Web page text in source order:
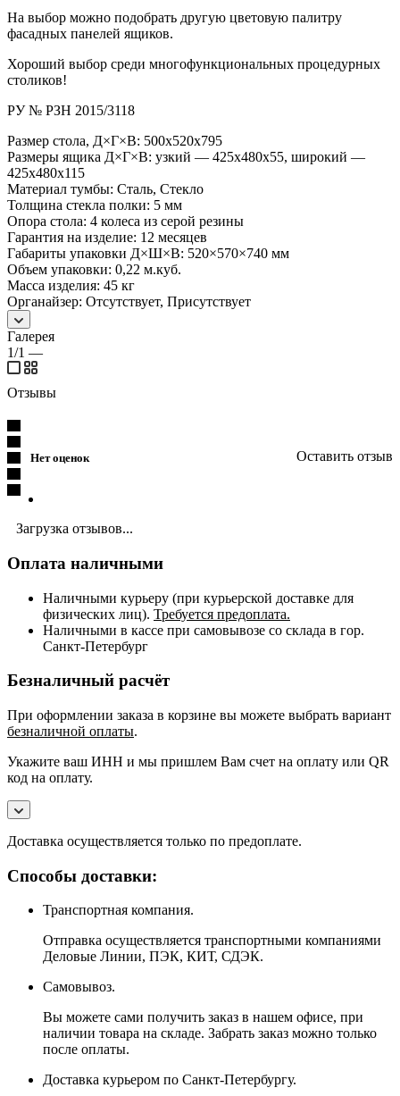
На выбор можно подобрать другую цветовую палитру
фасадных панелей ящиков.
Хороший выбор среди многофункциональных процедурных
столиков!
РУ № РЗН 2015/3118
Размер стола, Д×Г×В: 500х520х795
Размеры ящика Д×Г×В: узкий — 425х480х55, широкий —
425х480х115
Материал тумбы: Сталь, Стекло
Толщина стекла полки: 5 мм
Опора стола: 4 колеса из серой резины
Гарантия на изделие: 12 месяцев
Габариты упаковки Д×Ш×В: 520×570×740 мм
Объем упаковки: 0,22 м.куб.
Масса изделия: 45 кг
Органайзер: Отсутствует, Присутствует
Галерея
1/1 —
Отзывы
Нет оценок Оставить отзыв
Загрузка отзывов...
Оплата наличными
Наличными курьеру (при курьерской доставке для
физических лиц). Требуется предоплата.
Наличными в кассе при самовывозе со склада в гор.
Санкт-Петербург
Безналичный расчёт
При оформлении заказа в корзине вы можете выбрать вариант
безналичной оплаты.
Укажите ваш ИНН и мы пришлем Вам счет на оплату или QR
код на оплату.
Доставка осуществляется только по предоплате.
Способы доставки:
Транспортная компания.
Отправка осуществляется транспортными компаниями
Деловые Линии, ПЭК, КИТ, СДЭК.
Самовывоз.
Вы можете сами получить заказ в нашем офисе, при
наличии товара на складе. Забрать заказ можно только
после оплаты.
Доставка курьером по Санкт-Петербургу.